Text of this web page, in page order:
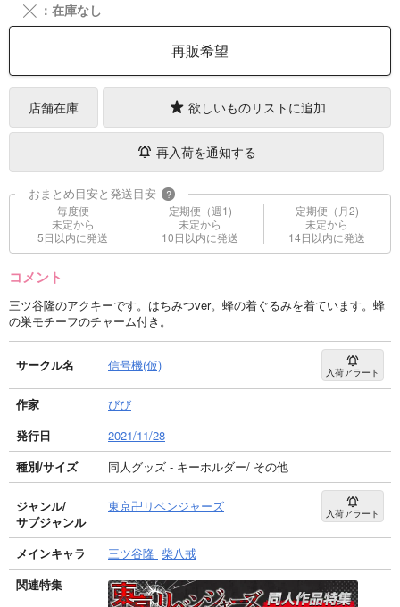
╳ ：在庫なし
再販希望
店舗在庫 欲しいものリストに追加
再入荷を通知する
おまとめ目安と発送目安 ?
毎度便
未定から
5日以内に発送
定期便（週1)
未定から
10日以内に発送
定期便（月2)
未定から
14日以内に発送
コメント
三ツ谷隆のアクキーです。はちみつver。蜂の着ぐるみを着ています。蜂
の巣モチーフのチャーム付き。
サークル名 信号機(仮) 入荷アラート
作家
びび
発行日
2021/11/28
種別/サイズ
同人グッズ - キーホルダー/ その他
ジャンル/
サブジャンル
東京卍リベンジャーズ 入荷アラート
メインキャラ 三ツ谷隆 柴八戒
関連特集